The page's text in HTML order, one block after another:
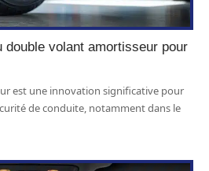
double volant amortisseur pour
est une innovation significative pour
de conduite, notamment dans le